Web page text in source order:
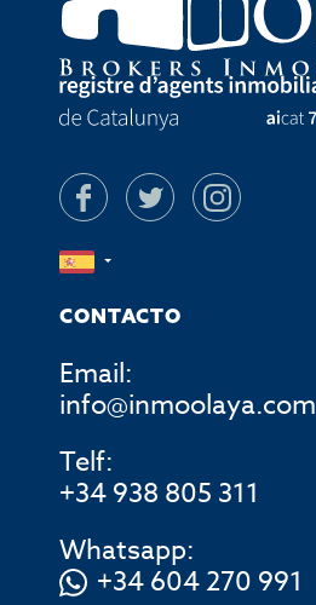
CONTACTO
Email:
info@inmoolaya.com
Telf:
+34 938 805 311
Whatsapp:
+34 604 270 991